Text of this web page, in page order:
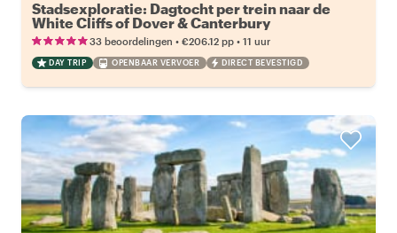
Stadsexploratie: Dagtocht per trein naar de
White Cliffs of Dover & Canterbury
33 beoordelingen • €206.12 pp • 11 uur
DAY TRIP OPENBAAR VERVOER DIRECT BEVESTIGD